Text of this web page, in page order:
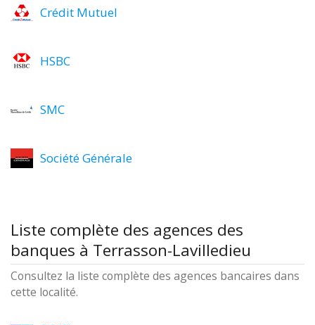
Crédit Mutuel
HSBC
SMC
Société Générale
Liste complète des agences des
banques à Terrasson-Lavilledieu
Consultez la liste complète des agences bancaires dans
cette localité.